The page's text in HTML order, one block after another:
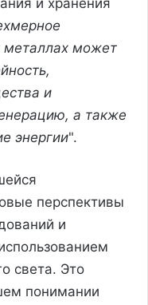
и хранения
металлах может
и
а также
энергии".
перспективы
и
света. Это
понимании